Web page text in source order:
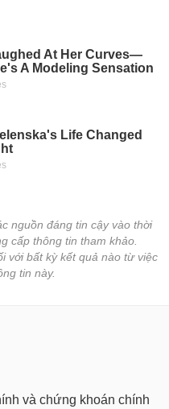
nguồn đáng tin cậy vào thời
cấp thông tin tham khảo.
với bất kỳ kết quả nào từ việc
tin này.
và chứng khoán chính